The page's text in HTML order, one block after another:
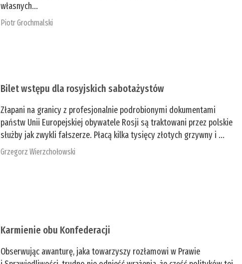
własnych...
Piotr Grochmalski
Bilet wstępu dla rosyjskich sabotażystów
Złapani na granicy z profesjonalnie podrobionymi dokumentami
państw Unii Europejskiej obywatele Rosji są traktowani przez polskie
służby jak zwykli fałszerze. Płacą kilka tysięcy złotych grzywny i ...
Grzegorz Wierzchołowski
Karmienie obu Konfederacji
Obserwując awanturę, jaka towarzyszy rozłamowi w Prawie